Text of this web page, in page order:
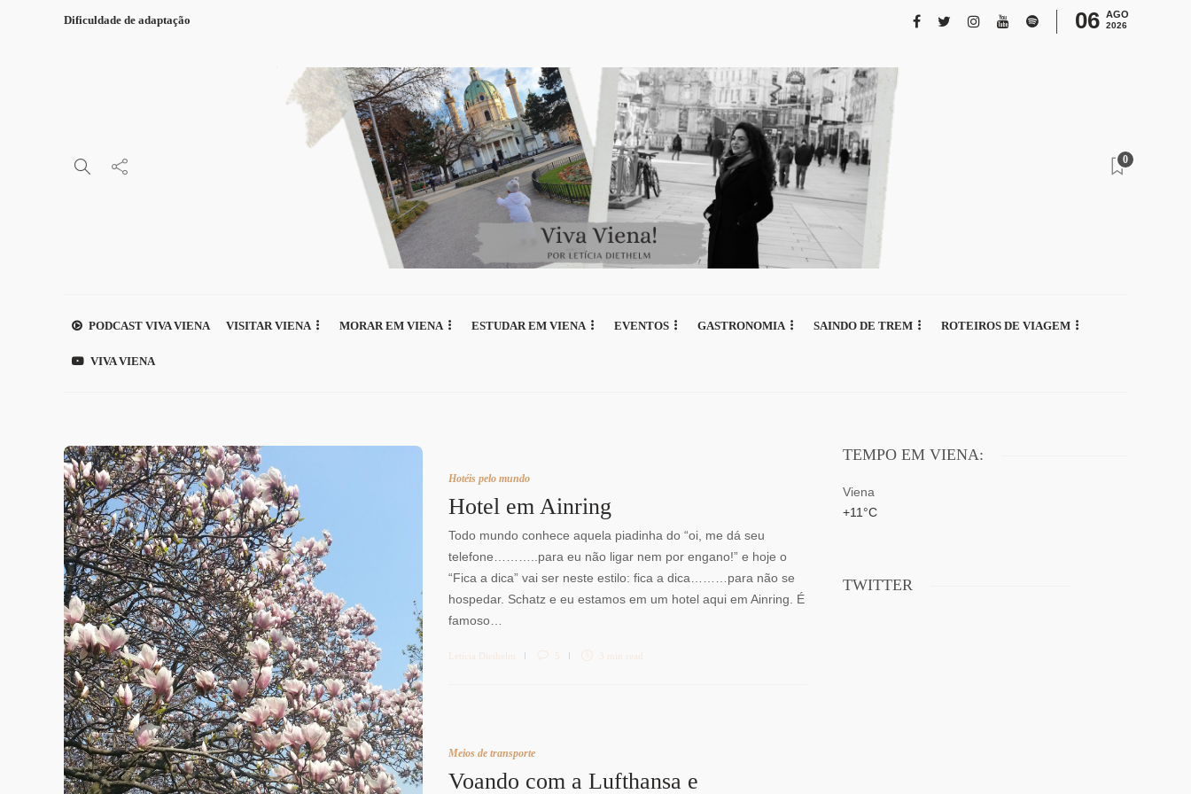
Dificuldade de adaptação 06 AGO
2026
0
PODCAST VIVA VIENA VISITAR VIENA MORAR EM VIENA ESTUDAR EM VIENA EVENTOS GASTRONOMIA SAINDO DE TREM ROTEIROS DE VIAGEM
VIVA VIENA
Hotéis pelo mundo
Hotel em Ainring
Todo mundo conhece aquela piadinha do “oi, me dá seu
telefone………..para eu não ligar nem por engano!” e hoje o
“Fica a dica” vai ser neste estilo: fica a dica………para não se
hospedar. Schatz e eu estamos em um hotel aqui em Ainring. É
famoso…
Letícia Diethelm 5 3 min read
Meios de transporte
Voando com a Lufthansa e
TEMPO EM VIENA:
Viena
+11°C
TWITTER